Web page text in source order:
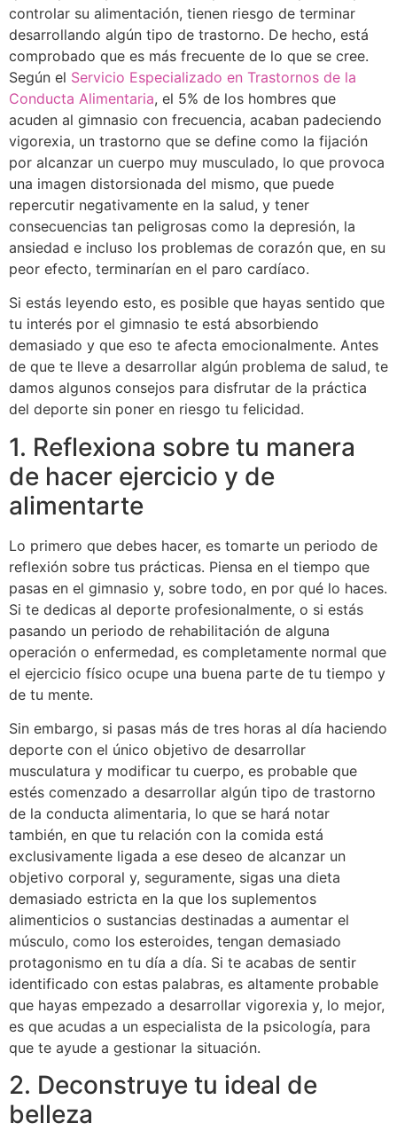
controlar su alimentación, tienen riesgo de terminar
desarrollando algún tipo de trastorno. De hecho, está
comprobado que es más frecuente de lo que se cree.
Según el Servicio Especializado en Trastornos de la
Conducta Alimentaria, el 5% de los hombres que
acuden al gimnasio con frecuencia, acaban padeciendo
vigorexia, un trastorno que se define como la fijación
por alcanzar un cuerpo muy musculado, lo que provoca
una imagen distorsionada del mismo, que puede
repercutir negativamente en la salud, y tener
consecuencias tan peligrosas como la depresión, la
ansiedad e incluso los problemas de corazón que, en su
peor efecto, terminarían en el paro cardíaco.
Si estás leyendo esto, es posible que hayas sentido que
tu interés por el gimnasio te está absorbiendo
demasiado y que eso te afecta emocionalmente. Antes
de que te lleve a desarrollar algún problema de salud, te
damos algunos consejos para disfrutar de la práctica
del deporte sin poner en riesgo tu felicidad.
1. Reflexiona sobre tu manera
de hacer ejercicio y de
alimentarte
Lo primero que debes hacer, es tomarte un periodo de
reflexión sobre tus prácticas. Piensa en el tiempo que
pasas en el gimnasio y, sobre todo, en por qué lo haces.
Si te dedicas al deporte profesionalmente, o si estás
pasando un periodo de rehabilitación de alguna
operación o enfermedad, es completamente normal que
el ejercicio físico ocupe una buena parte de tu tiempo y
de tu mente.
Sin embargo, si pasas más de tres horas al día haciendo
deporte con el único objetivo de desarrollar
musculatura y modificar tu cuerpo, es probable que
estés comenzado a desarrollar algún tipo de trastorno
de la conducta alimentaria, lo que se hará notar
también, en que tu relación con la comida está
exclusivamente ligada a ese deseo de alcanzar un
objetivo corporal y, seguramente, sigas una dieta
demasiado estricta en la que los suplementos
alimenticios o sustancias destinadas a aumentar el
músculo, como los esteroides, tengan demasiado
protagonismo en tu día a día. Si te acabas de sentir
identificado con estas palabras, es altamente probable
que hayas empezado a desarrollar vigorexia y, lo mejor,
es que acudas a un especialista de la psicología, para
que te ayude a gestionar la situación.
2. Deconstruye tu ideal de
belleza